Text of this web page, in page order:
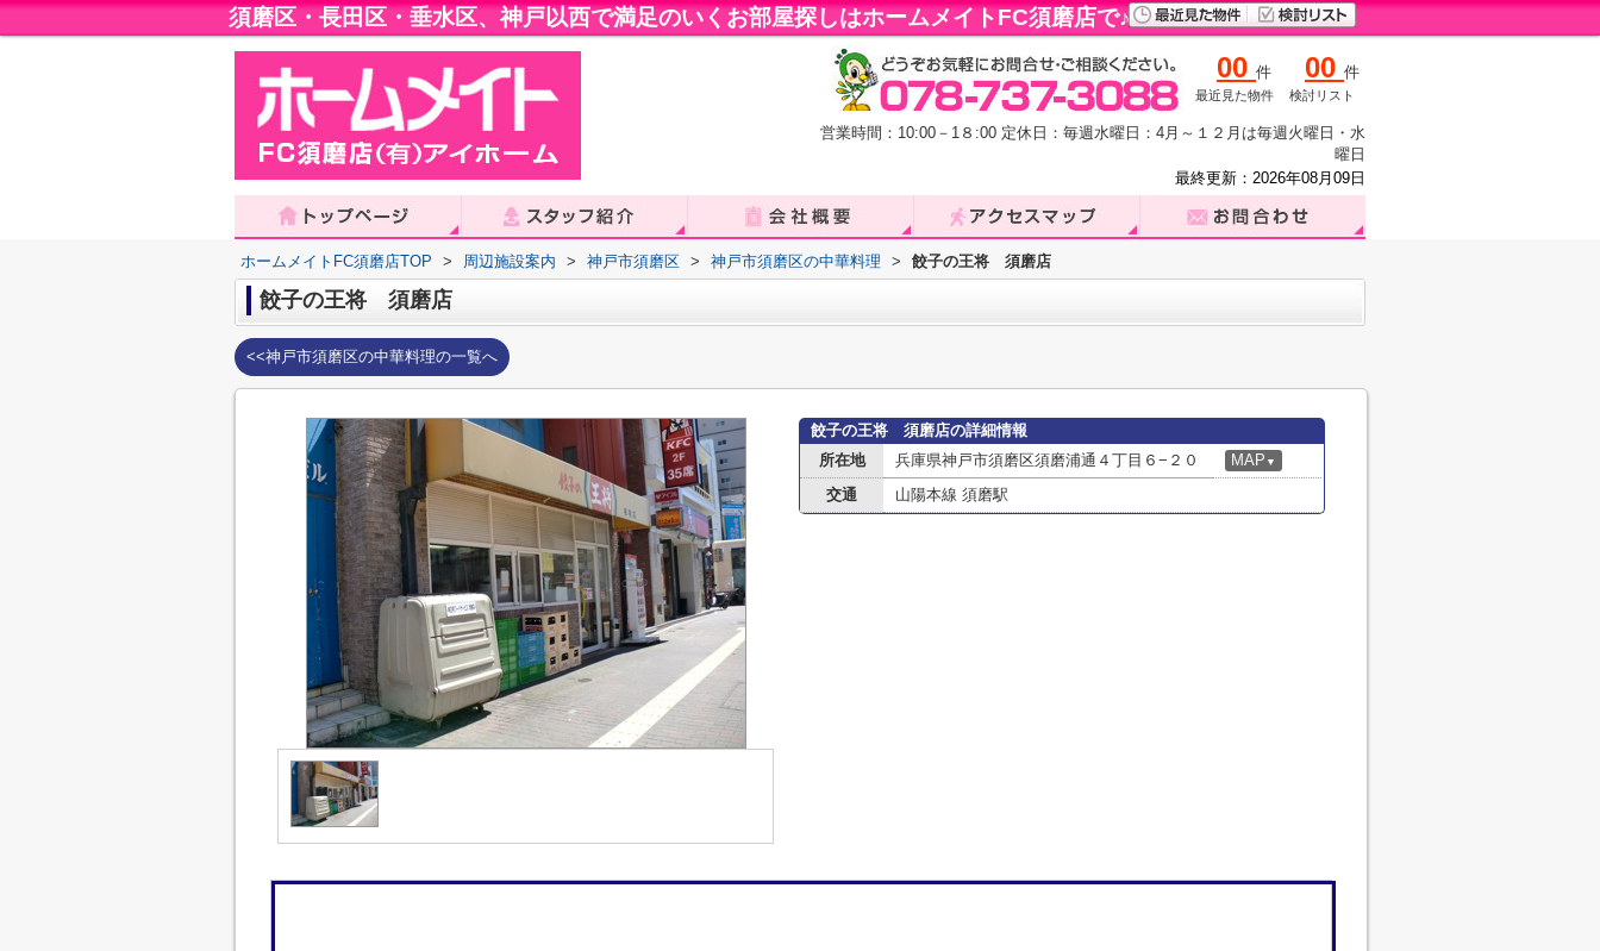
須磨区・長田区・垂水区、神戸以西で満足のいくお部屋探しはホームメイトFC須磨店で♪
00 件
最近見た物件
00 件
検討リスト
営業時間：10:00－1８:00 定休日：毎週水曜日：4月～１２月は毎週火曜日・水
曜日
最終更新：2026年08月09日
ホームメイトFC須磨店TOP > 周辺施設案内 > 神戸市須磨区 > 神戸市須磨区の中華料理 > 餃子の王将 須磨店
餃子の王将 須磨店
<<神戸市須磨区の中華料理の一覧へ
餃子の王将 須磨店の詳細情報
所在地
兵庫県神戸市須磨区須磨浦通４丁目６−２０ MAP ▼
交通 山陽本線 須磨駅